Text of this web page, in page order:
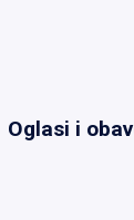
Oglasi i